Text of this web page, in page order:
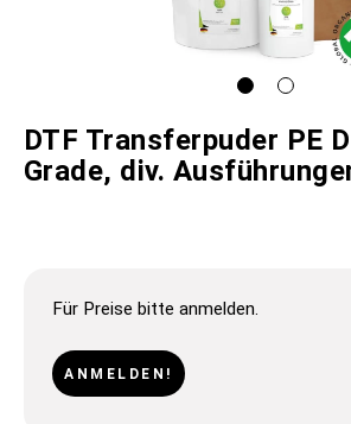
DTF Transferpuder PE
Grade, div.
Für Preise bitte anmelden.
ANMELDEN!